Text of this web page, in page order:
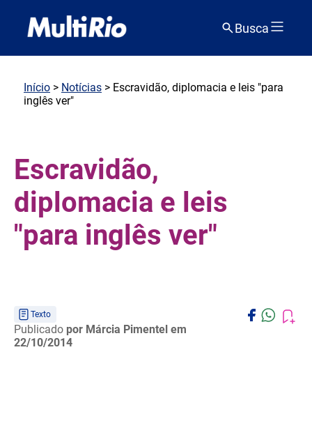
Busca
Início > Notícias > Escravidão, diplomacia e leis "para
inglês ver"
Escravidão,
diplomacia e leis
"para inglês ver"
Texto
Publicado por Márcia Pimentel em
22/10/2014